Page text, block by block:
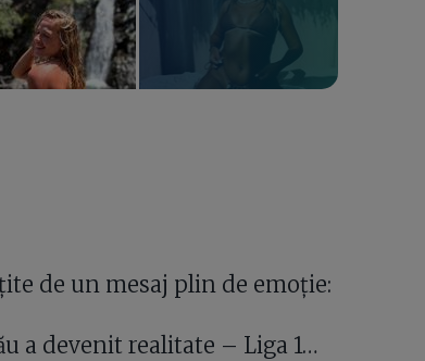
de un mesaj plin de emoție:
a devenit realitate – Liga 1…